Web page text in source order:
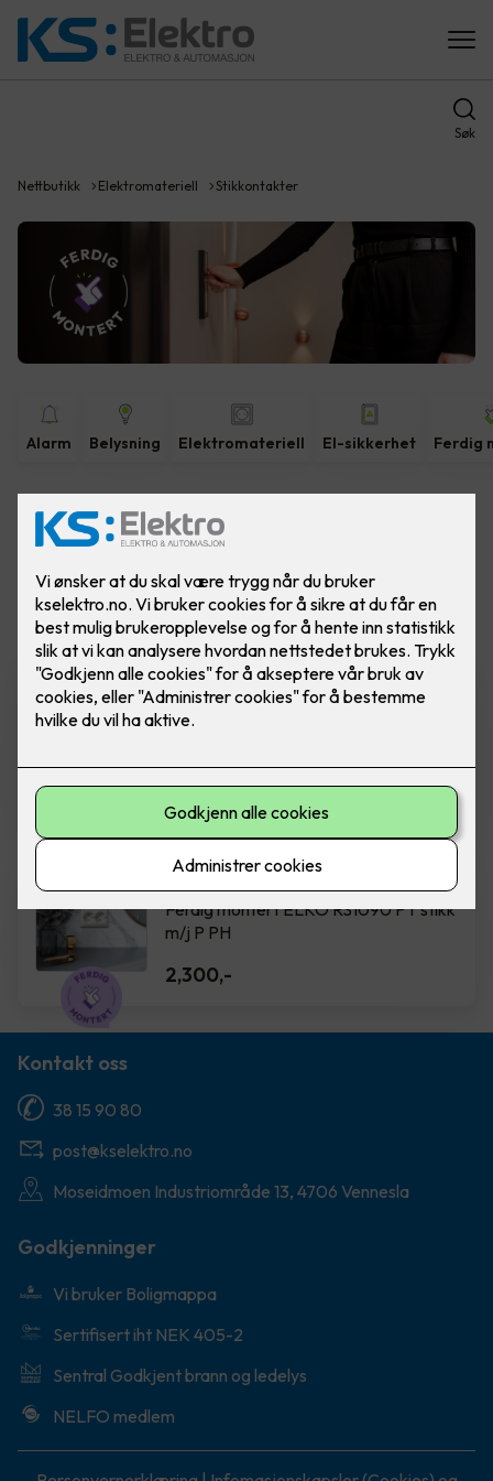
Søk
Nettbutikk Elektromateriell Stikkontakter
Alarm Belysning Elektromateriell El-sikkerhet Ferdig
Vis flerefiltre
Installasjon av ny kurs 16A og
stikkontakt
stikkontakt og kabel på inntil 15 meter.
7,900,-
Dobbel stikkontakt ELKO
Ferdig montert ELKO RS1090 PT stikk
m/j P PH
2,300,-
Kontakt oss
38 15 90 80
post@kselektro.no
Moseidmoen Industriområde 13, 4706 Vennesla
Godkjenninger
Vi bruker Boligmappa
Sertifisert iht NEK 405-2
Sentral Godkjent brann og ledelys
NELFO medlem